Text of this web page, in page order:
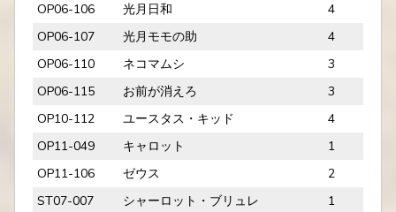
OP06-106
光月日和
4
OP06-107
光月モモの助
4
OP06-110
ネコマムシ
3
OP06-115
お前が消えろ
3
OP10-112
ユースタス・キッド
4
OP11-049
キャロット
1
OP11-106
ゼウス
2
ST07-007
シャーロット・ブリュレ
1